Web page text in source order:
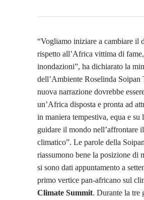
“Vogliamo iniziare a cambiare il
rispetto all’Africa vittima di
inondazioni”, ha dichiarato la
dell’Ambiente Roselinda Soipan
nuova narrazione dovrebbe
un’Africa disposta e pronta ad
in maniera tempestiva, equa e su
guidare il mondo nell’affrontare
climatico”. Le parole della
riassumono bene la posizione di
si sono dati appuntamento a
primo vertice pan-africano sul
Climate Summit. Durante la tre